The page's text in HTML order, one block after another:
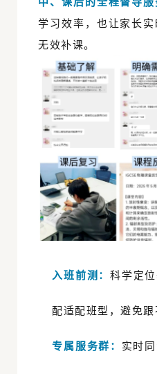
学习效率，也让家长
无效补课。
入班前测：科学定
配适配班型，避免跟
专属服务群： 实时